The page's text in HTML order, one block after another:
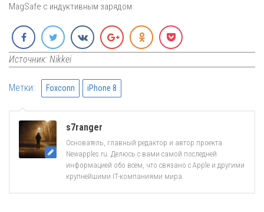
MagSafe с индуктивным зарядом.
Источник: Nikkei
Метки: Foxconn iPhone 8
s7ranger
Основатель, главный редактор и автор проекта
Newapples.ru. Делюсь с вами самой последней
информацией обо всём, что связано с Apple и другими
крупнейшими IT-компаниями мира.